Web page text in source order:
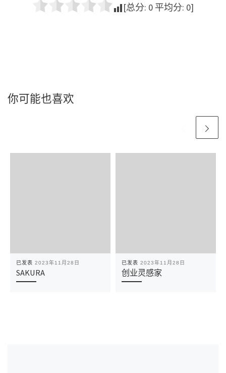
[总分: 0 平均分: 0]
你可能也喜欢
已发表 2023年11月28日
SAKURA
已发表 2023年11月28日
创业灵感家